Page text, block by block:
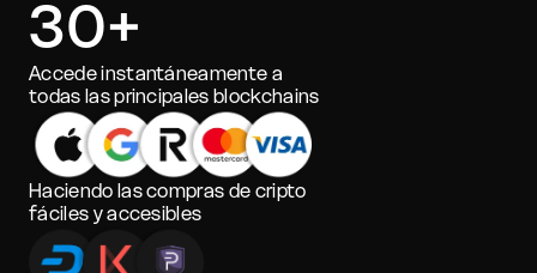
30+
Accede instantáneamente a
todas las principales blockchains
Haciendo las compras de cripto
fáciles y accesibles